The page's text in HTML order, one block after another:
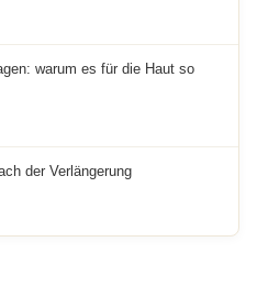
warum es für die Haut so
der Verlängerung